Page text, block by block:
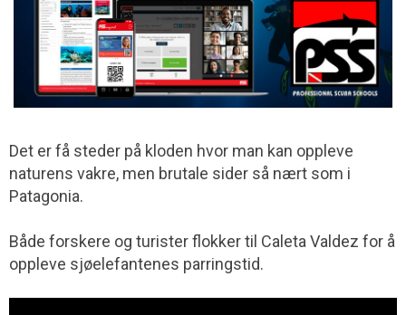
Det er få steder på kloden hvor man kan oppleve
naturens vakre, men brutale sider så nært som i
Patagonia.
Både forskere og turister flokker til Caleta Valdez for å
oppleve sjøelefantenes parringstid.